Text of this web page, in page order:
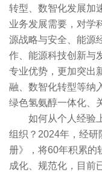
转型、数智化发展加
业务发展需要，对学
源战略与安全、能源
作、能源科技创新与
专业优势，更加突出
融、数智化转型等纳
绿色氢氨醇一体化、
如何从个人经验
组织？2024年，经研
册》，将60年积累的
成化、规范化，目前